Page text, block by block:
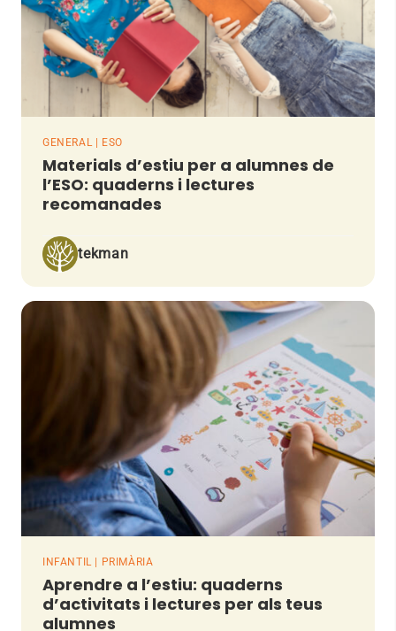
GENERAL | ESO
Materials d’estiu per a alumnes de
l’ESO: quaderns i lectures
recomanades
tekman
INFANTIL | PRIMÀRIA
Aprendre a l’estiu: quaderns
d’activitats i lectures per als teus
alumnes